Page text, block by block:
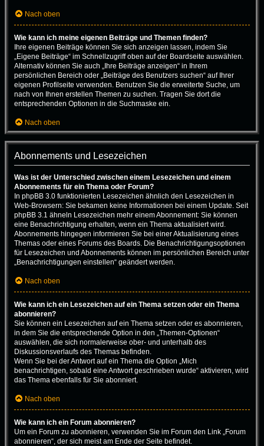
Nach oben
Wie kann ich meine eigenen Beiträge und Themen finden?
Ihre eigenen Beiträge können Sie sich anzeigen lassen, indem Sie
„Eigene Beiträge“ im Schnellzugriff oben auf der Boardseite auswählen.
Alternativ können Sie auch „Ihre Beiträge anzeigen“ in Ihrem
persönlichen Bereich oder „Beiträge des Benutzers suchen“ auf Ihrer
eigenen Profilseite verwenden. Benutzen Sie die erweiterte Suche, um
nach von Ihnen erstellen Themen zu suchen. Tragen Sie dort die
entsprechenden Optionen in die Suchmaske ein.
Nach oben
Abonnements und Lesezeichen
Was ist der Unterschied zwischen einem Lesezeichen und einem
Abonnements für ein Thema oder Forum?
In phpBB 3.0 funktionierten Lesezeichen ähnlich den Lesezeichen in
Web-Browsern: Sie bekamen keine Informationen bei einem Update. Seit
phpBB 3.1 ähneln Lesezeichen mehr einem Abonnement: Sie können
eine Benachrichtigung erhalten, wenn ein Thema aktualisiert wird.
Abonnements hingegen informieren Sie bei einer Aktualisierung eines
Themas oder eines Forums des Boards. Die Benachrichtigungsoptionen
für Lesezeichen und Abonnements können im persönlichen Bereich unter
„Benachrichtigungen einstellen“ geändert werden.
Nach oben
Wie kann ich ein Lesezeichen auf ein Thema setzen oder ein Thema
abonnieren?
Sie können ein Lesezeichen auf ein Thema setzen oder es abonnieren,
in dem Sie die entsprechende Option in den „Themen-Optionen“
auswählen, die sich normalerweise ober- und unterhalb des
Diskussionsverlaufs des Themas befinden.
Wenn Sie bei der Antwort auf ein Thema die Option „Mich
benachrichtigen, sobald eine Antwort geschrieben wurde“ aktivieren, wird
das Thema ebenfalls für Sie abonniert.
Nach oben
Wie kann ich ein Forum abonnieren?
Um ein Forum zu abonnieren, verwenden Sie im Forum den Link „Forum
abonnieren“, der sich meist am Ende der Seite befindet.